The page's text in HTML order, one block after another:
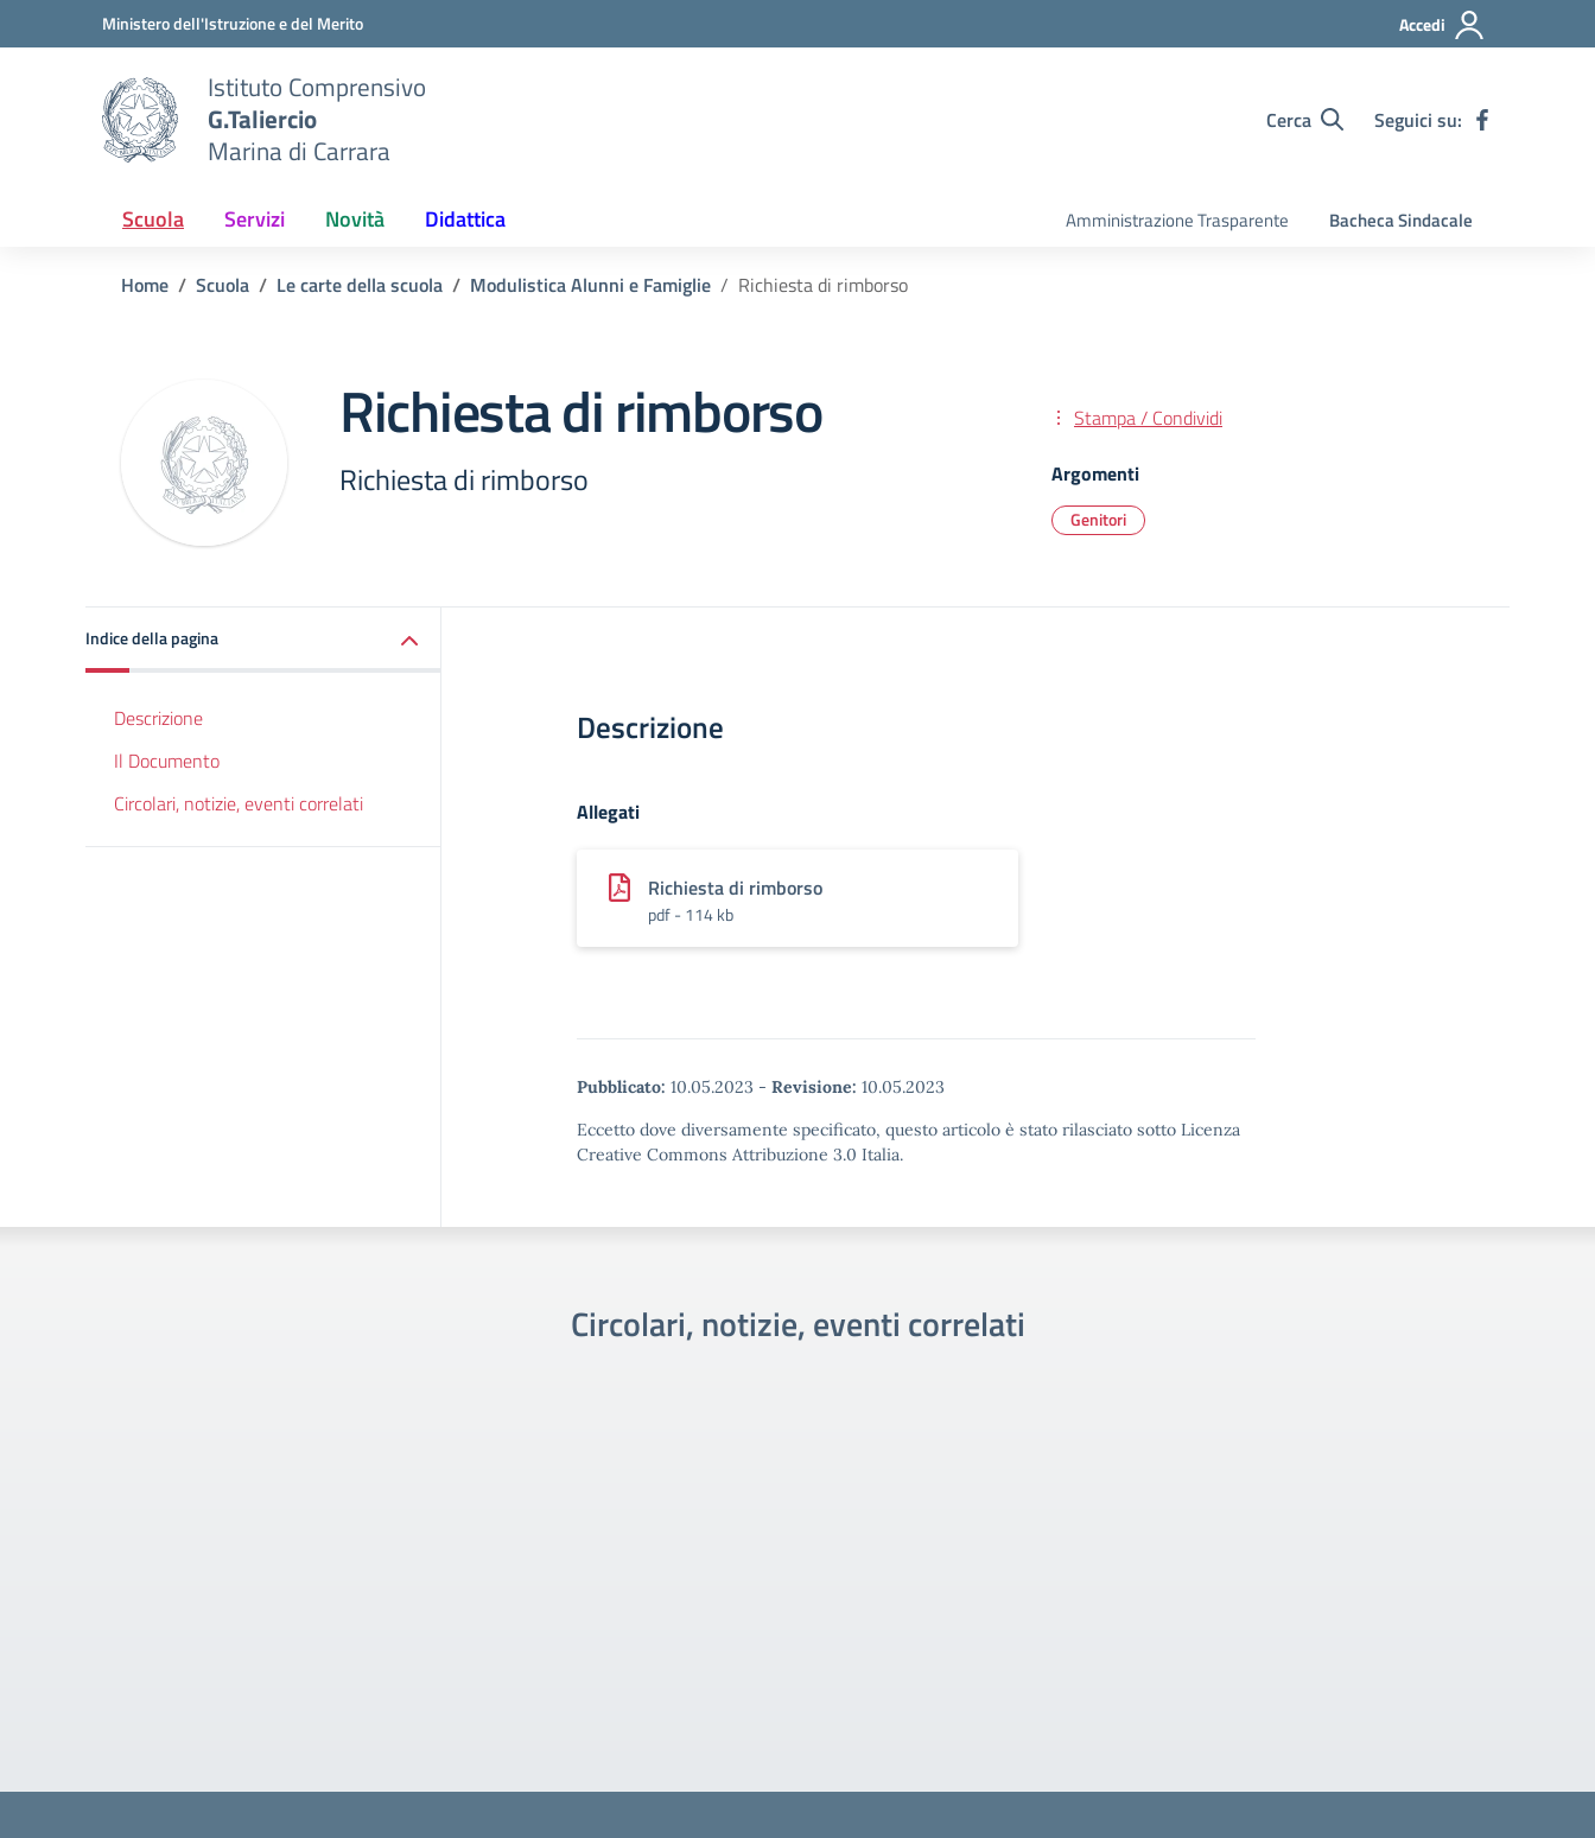
Vai ai contenuti
Vai al menu di navigazioneMinistero dell'Istruzione e del Merito Accedi
Istituto Comprensivo
G.Taliercio
Marina di Carrara
Cerca Seguici su:
Scuola Servizi Novità Didattica Amministrazione Trasparente Bacheca Sindacale
Home Scuola Le carte della scuola Modulistica Alunni e Famiglie Richiesta di rimborso
Richiesta di rimborso
Richiesta di rimborso
Stampa / Condividi
Argomenti
Genitori
Indice della pagina
Descrizione
Il Documento
Circolari, notizie, eventi correlati
Descrizione
Allegati
Richiesta di rimborso
pdf - 114 kb
Pubblicato: 10.05.2023 - Revisione: 10.05.2023
Eccetto dove diversamente specificato, questo articolo è stato rilasciato sotto Licenza
Creative Commons Attribuzione 3.0 Italia.
Circolari, notizie, eventi correlati